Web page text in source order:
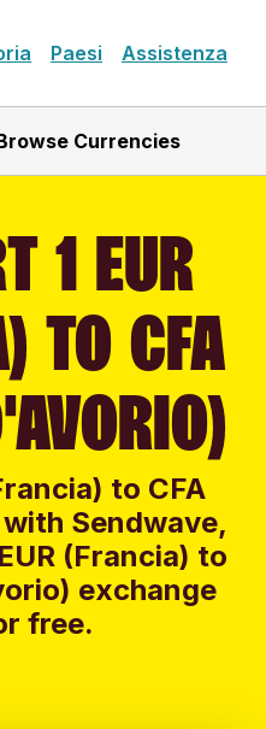
Paesi Assistenza
Currencies
1 EUR
TO CFA
to CFA
Sendwave,
(Francia) to
exchange
free.